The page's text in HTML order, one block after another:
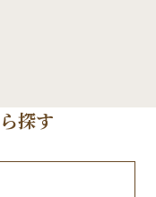
探す